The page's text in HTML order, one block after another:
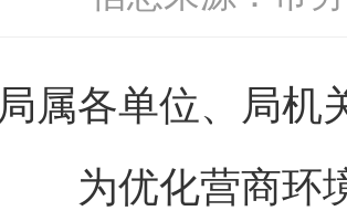
局属各单位、局机
为优化营商环境